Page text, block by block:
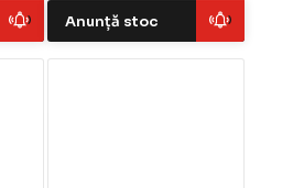
Anunță stoc